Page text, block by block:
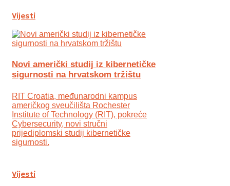
Vijesti
Novi američki studij iz kibernetičke
sigurnosti na hrvatskom tržištu
RIT Croatia, međunarodni kampus
američkog sveučilišta Rochester
Institute of Technology (RIT), pokreće
Cybersecurity, novi stručni
prijediplomski studij kibernetičke
sigurnosti.
Vijesti